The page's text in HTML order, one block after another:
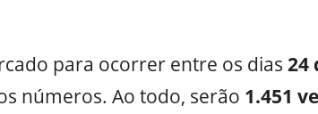
para ocorrer entre os dias 24
números. Ao todo, serão 1.451